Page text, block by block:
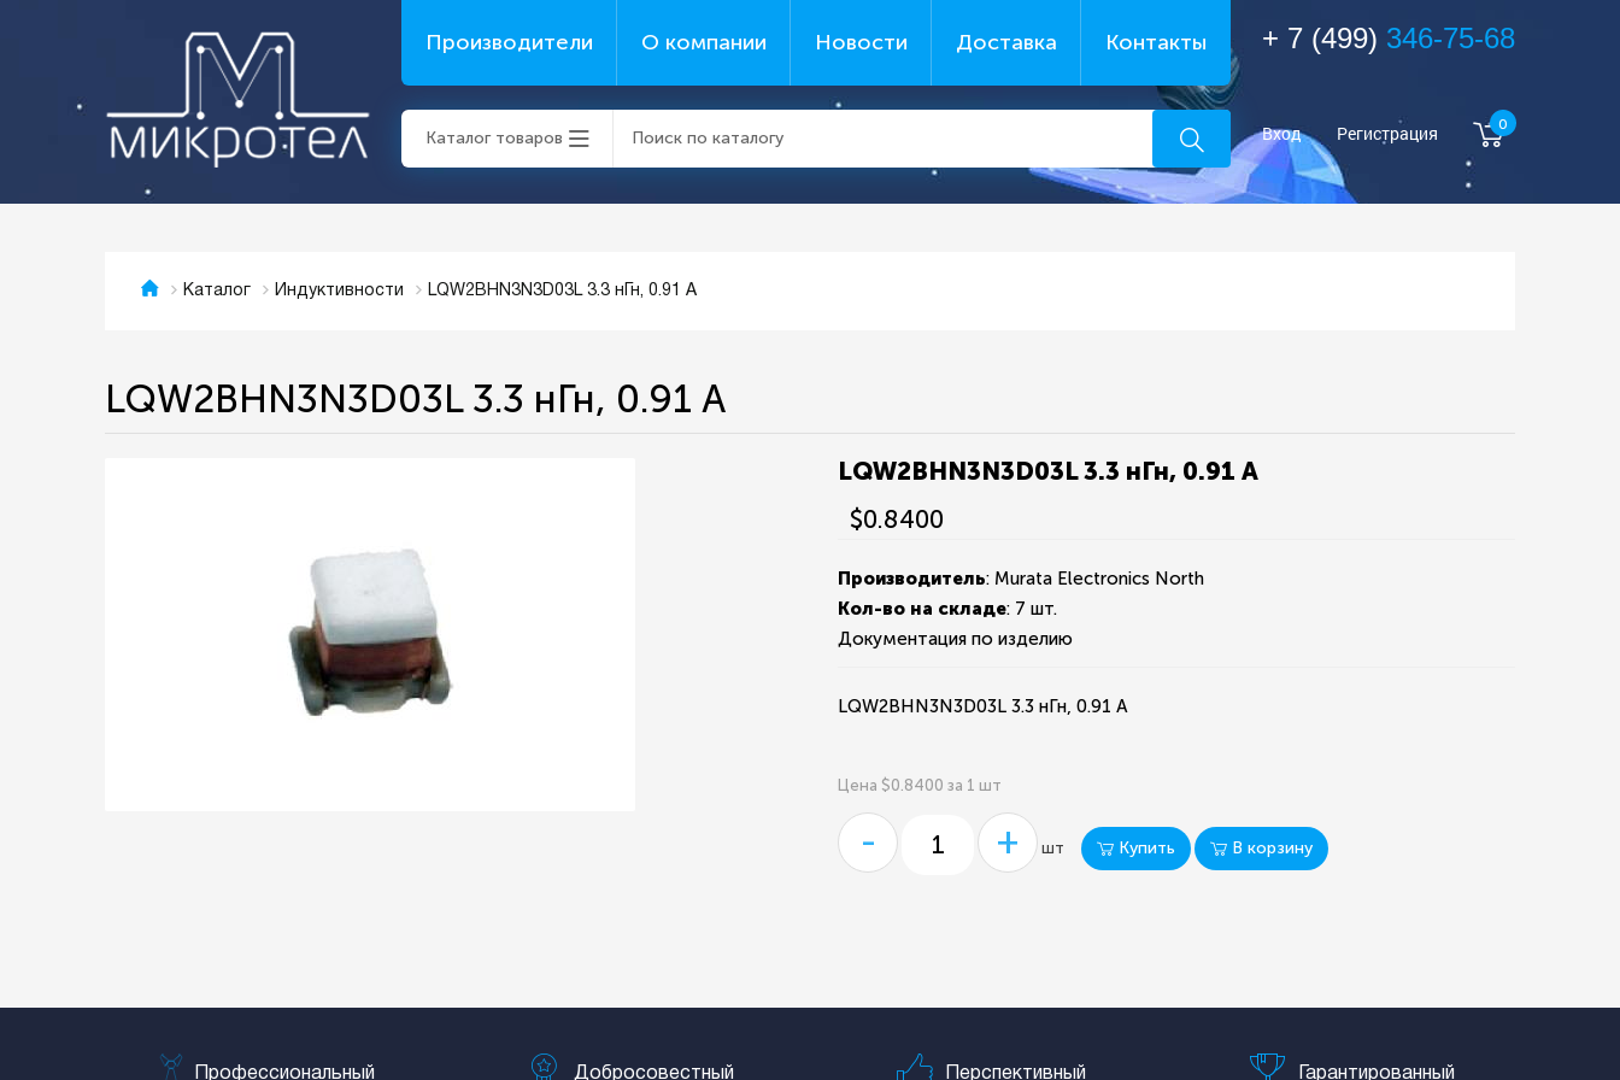
Производители О компании Новости Доставка Контакты
Каталог товаров
+ 7 (499) 346-75-68
Вход Регистрация 0
Каталог Индуктивности LQW2BHN3N3D03L 3.3 нГн, 0.91 А
LQW2BHN3N3D03L 3.3 нГн, 0.91 А
LQW2BHN3N3D03L 3.3 нГн, 0.91 А
$0.8400
Производитель: Murata Electronics North
Кол-во на складе: 7 шт.
Документация по изделию
LQW2BHN3N3D03L 3.3 нГн, 0.91 А
Цена $0.8400 за 1 шт
- + шт Купить В корзину
Профессиональный Добросовестный Перспективный Гарантированный